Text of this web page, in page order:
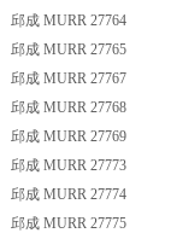
邱成 MURR 27764
邱成 MURR 27765
邱成 MURR 27767
邱成 MURR 27768
邱成 MURR 27769
邱成 MURR 27773
邱成 MURR 27774
邱成 MURR 27775